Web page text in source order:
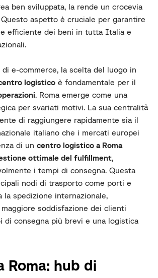
ben sviluppata, la rende un crocevia
aspetto è cruciale per garantire
efficiente dei beni in tutta Italia e
e-commerce, la scelta del luogo in
logistico è fondamentale per il
. Roma emerge come una
per svariati motivi. La sua centralità
di raggiungere rapidamente sia il
italiano che i mercati europei
di uncentro logistico a Roma
ottimale del fulfillment,
i tempi di consegna. Questa
nodi di trasporto come porti e
la spedizione internazionale,
soddisfazione dei clienti
di consegna più brevi e una logistica
Roma: hub di